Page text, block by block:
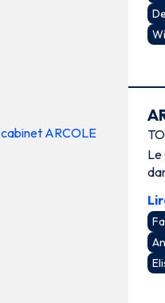
Le